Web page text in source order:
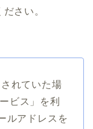
さい。
れていた場
ビス」を利
ルアドレスを